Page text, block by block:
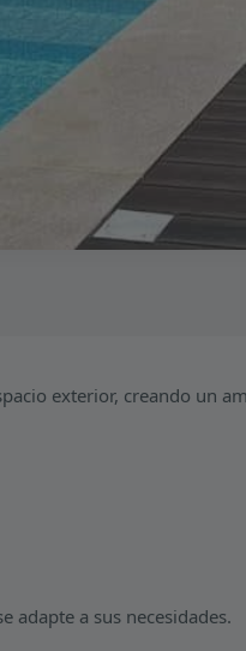
exterior, creando un
adapte a sus necesidades.